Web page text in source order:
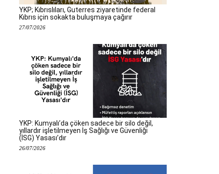
YKP; Kıbrıslıları, Guterres ziyaretinde federal
Kıbrıs için sokakta buluşmaya çağırır
27/07/2026
YKP: Kumyalı’da çöken sadece bir silo değil,
yıllardır işletilmeyen İş Sağlığı ve Güvenliği
(İSG) Yasası’dır
26/07/2026